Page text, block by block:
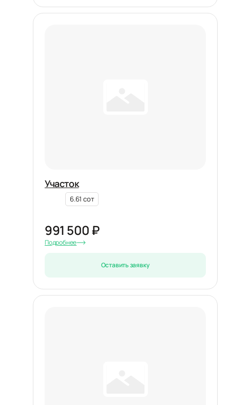
Участок
6.61 сот
991 500 ₽
Подробнее
Оставить заявку